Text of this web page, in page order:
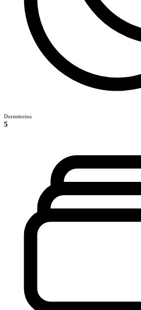
Dormitorios
5